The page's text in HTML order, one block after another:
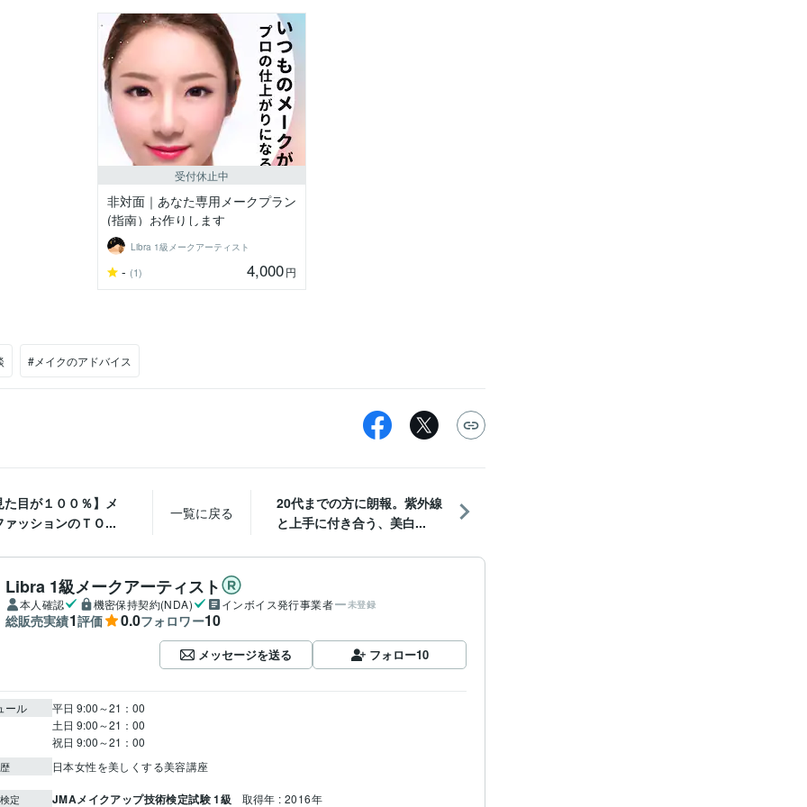
受付休止中
非対面｜あなた専用メークプラン
(指南）お作りします
Libra 1級メークアーティスト
- (1) 4,000円
#メイクのアドバイス
た目が１００％】メ
ァッションのＴＯ...
一覧に戻る
20代までの方に朗報。紫外線
と上手に付き合う、美白...
Libra 1級メークアーティスト
本人確認 機密保持契約(NDA) インボイス発行事業者 未登録
総販売実績1評価 0.0フォロワー10
メッセージを送る フォロー10
ール
平日 9:00～21：00
土日 9:00～21：00
祝日 9:00～21：00
日本女性を美しくする美容講座
定 JMAメイクアップ技術検定試験 1級 取得年 : 2016年